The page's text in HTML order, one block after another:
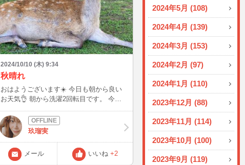
2024年5月 (108)
2024年4月 (139)
2024年3月 (153)
2024年2月 (97)
2024年1月 (110)
2023年12月 (88)
2023年11月 (114)
2023年10月 (100)
2023年9月 (119)
2024/10/10 (木) 9:34
秋晴れ
おはようございます☀️ 今日も朝から良い
お天気👌 朝から洗濯2回転目です。 今日
良公園🦌🦌に行った時の写真。 皆様も鹿
さんのように今日も1日笑顔で👍👍
玖瑠実
メール いいね +2